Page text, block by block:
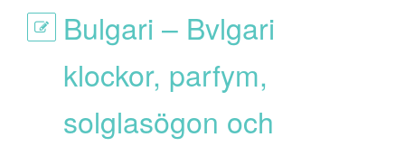
Bulgari – Bvlgari
klockor, parfym,
solglasögon och